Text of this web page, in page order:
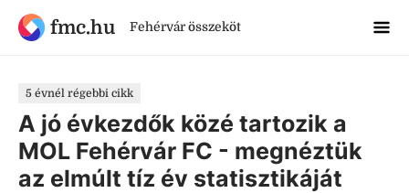
fmc.hu Fehérvár összeköt
5 évnél régebbi cikk
A jó évkezdők közé tartozik a
MOL Fehérvár FC - megnéztük
az elmúlt tíz év statisztikáját